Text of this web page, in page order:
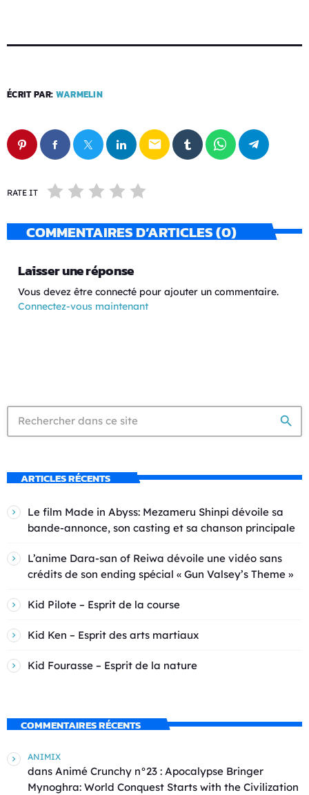
ÉCRIT PAR: WARMELIN
email
RATE IT
COMMENTAIRES D’ARTICLES (0)
Laisser une réponse
Vous devez être connecté pour ajouter un commentaire.
Connectez-vous maintenant
search
ARTICLES RÉCENTS
Le film Made in Abyss: Mezameru Shinpi dévoile sa
bande-annonce, son casting et sa chanson principale
L’anime Dara-san of Reiwa dévoile une vidéo sans
crédits de son ending spécial « Gun Valsey’s Theme »
Kid Pilote – Esprit de la course
Kid Ken – Esprit des arts martiaux
Kid Fourasse – Esprit de la nature
COMMENTAIRES RÉCENTS
ANIMIX
dans Animé Crunchy n°23 : Apocalypse Bringer
Mynoghra: World Conquest Starts with the Civilization